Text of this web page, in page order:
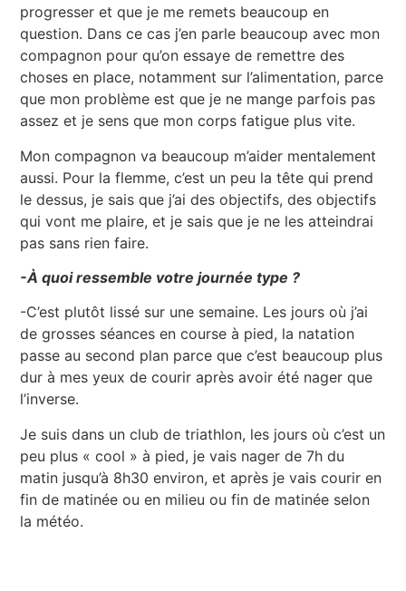
progresser et que je me remets beaucoup en
question. Dans ce cas j’en parle beaucoup avec mon
compagnon pour qu’on essaye de remettre des
choses en place, notamment sur l’alimentation, parce
que mon problème est que je ne mange parfois pas
assez et je sens que mon corps fatigue plus vite.
Mon compagnon va beaucoup m’aider mentalement
aussi. Pour la flemme, c’est un peu la tête qui prend
le dessus, je sais que j’ai des objectifs, des objectifs
qui vont me plaire, et je sais que je ne les atteindrai
pas sans rien faire.
-À quoi ressemble votre journée type ?
-C’est plutôt lissé sur une semaine. Les jours où j’ai
de grosses séances en course à pied, la natation
passe au second plan parce que c’est beaucoup plus
dur à mes yeux de courir après avoir été nager que
l’inverse.
Je suis dans un club de triathlon, les jours où c’est un
peu plus « cool » à pied, je vais nager de 7h du
matin jusqu’à 8h30 environ, et après je vais courir en
fin de matinée ou en milieu ou fin de matinée selon
la météo.